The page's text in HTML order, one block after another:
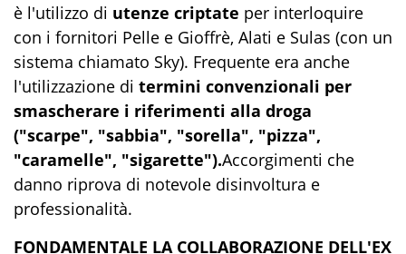
è l'utilizzo di utenze criptate per interloquire
con i fornitori Pelle e Gioffrè, Alati e Sulas (con un
sistema chiamato Sky). Frequente era anche
l'utilizzazione di termini convenzionali per
smascherare i riferimenti alla droga
("scarpe", "sabbia", "sorella", "pizza",
"caramelle", "sigarette").Accorgimenti che
danno riprova di notevole disinvoltura e
professionalità.
FONDAMENTALE LA COLLABORAZIONE DELL'EX